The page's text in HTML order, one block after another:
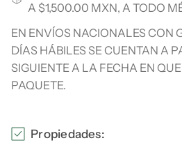
A $1,500.00 MXN, A TODO
EN ENVÍOS NACIONALES CON
DÍAS HÁBILES SE CUENTAN A
SIGUIENTE A LA FECHA EN
PAQUETE.
Propiedades: